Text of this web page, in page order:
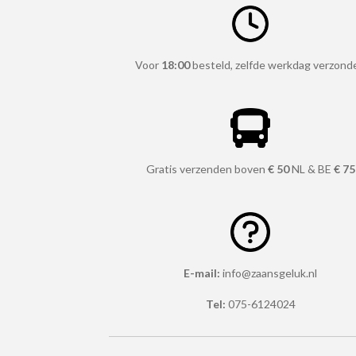
Voor 18:00besteld, zelfde werkdag
Gratis verzenden boven € 50NL & BE € 75
E-mail: info@zaansgeluk.nl
Tel: 075-6124024